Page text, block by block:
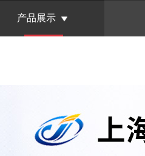
产品展示